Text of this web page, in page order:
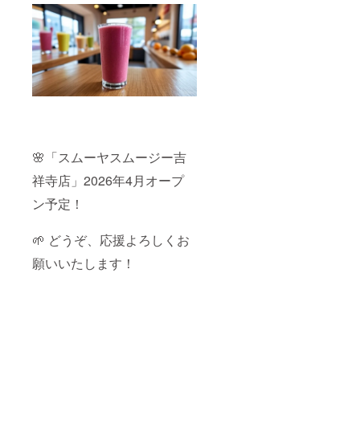
🌸「スムーヤスムージー吉
祥寺店」2026年4月オープ
ン予定！
🌱 どうぞ、応援よろしくお
願いいたします！